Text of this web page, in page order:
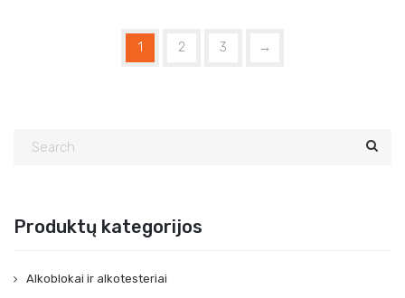
1 2 3 →
Produktų kategorijos
Alkoblokai ir alkotesteriai